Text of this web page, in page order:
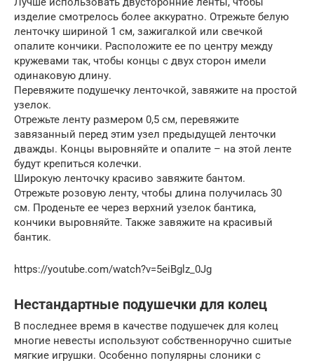
изделие смотрелось более аккуратно. Отрежьте белую
ленточку шириной 1 см, зажигалкой или свечкой
опалите кончики. Расположите ее по центру между
кружевами так, чтобы концы с двух сторон имели
одинаковую длину.
Перевяжите подушечку ленточкой, завяжите на простой
узелок.
Отрежьте ленту размером 0,5 см, перевяжите
завязанный перед этим узел предыдущей ленточки
дважды. Концы выровняйте и опалите – на этой ленте
будут крепиться колечки.
Широкую ленточку красиво завяжите бантом.
Отрежьте розовую ленту, чтобы длина получилась 30
см. Проденьте ее через верхний узелок бантика,
кончики выровняйте. Также завяжите на красивый
бантик.
https://youtube.com/watch?v=5eiBglz_0Jg
Нестандартные подушечки для колец
В последнее время в качестве подушечек для колец
многие невесты используют собственноручно сшитые
мягкие игрушки. Особенно популярны слоники с